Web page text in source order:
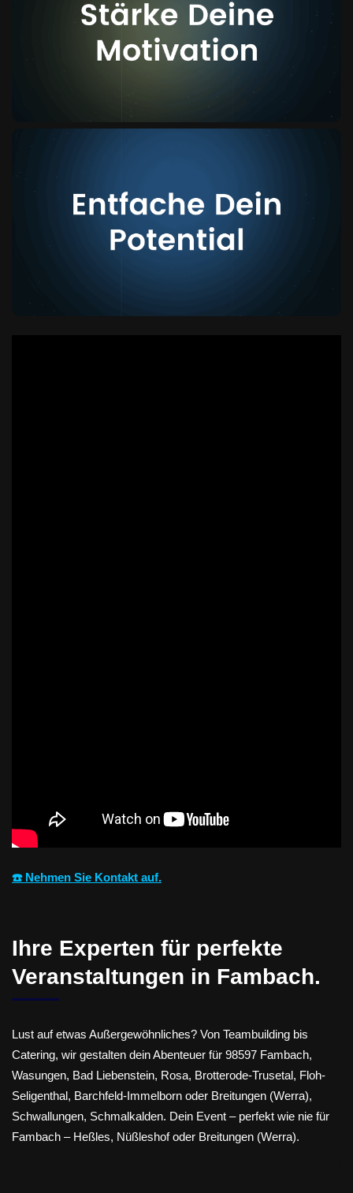
☎️ Nehmen Sie Kontakt auf.
Ihre Experten für perfekte
Veranstaltungen in Fambach.
Lust auf etwas Außergewöhnliches? Von Teambuilding bis
Catering, wir gestalten dein Abenteuer für 98597 Fambach,
Wasungen, Bad Liebenstein, Rosa, Brotterode-Trusetal, Floh-
Seligenthal, Barchfeld-Immelborn oder Breitungen (Werra),
Schwallungen, Schmalkalden. Dein Event – perfekt wie nie für
Fambach – Heßles, Nüßleshof oder Breitungen (Werra).